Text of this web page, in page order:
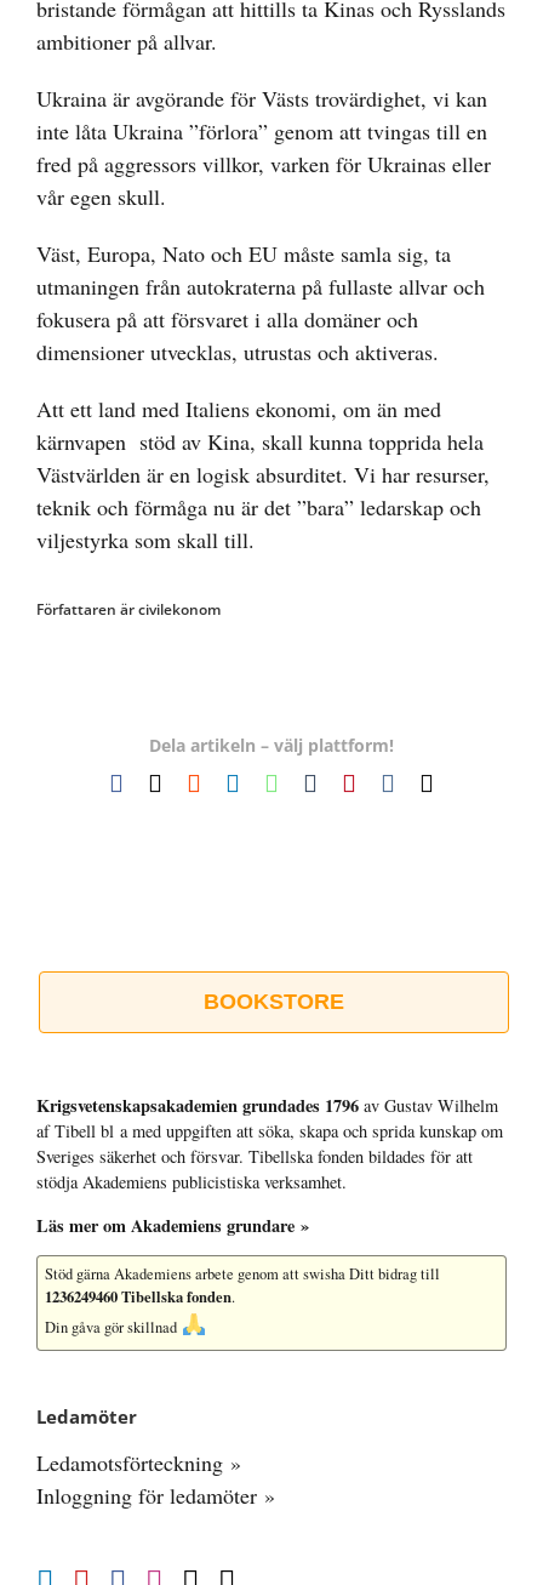
bristande förmågan att hittills ta Kinas och Rysslands
ambitioner på allvar.
Ukraina är avgörande för Västs trovärdighet, vi kan
inte låta Ukraina ”förlora” genom att tvingas till en
fred på aggressors villkor, varken för Ukrainas eller
vår egen skull.
Väst, Europa, Nato och EU måste samla sig, ta
utmaningen från autokraterna på fullaste allvar och
fokusera på att försvaret i alla domäner och
dimensioner utvecklas, utrustas och aktiveras.
Att ett land med Italiens ekonomi, om än med
kärnvapen stöd av Kina, skall kunna topprida hela
Västvärlden är en logisk absurditet. Vi har resurser,
teknik och förmåga nu är det ”bara” ledarskap och
viljestyrka som skall till.
Författaren är civilekonom
Dela artikeln – välj plattform!
Facebook RedditLinkedInWhatsApp
TumblrPinterest
Vk
BOOKSTORE
Krigsvetenskap­sakademien grundades 1796 av Gustav Wilhelm
af Tibell bl a med uppgiften att söka, skapa och sprida kunskap om
Sveriges säkerhet och försvar. Tibellska fonden bildades för att
stödja Akademiens publicistiska verksamhet.
Läs mer om Akademiens grundare »
Stöd gärna Akademiens arbete genom att swisha Ditt bidrag till
1236249460 Tibellska fonden.
Din gåva gör skillnad
Ledamöter
Ledamotsförteckning »
Inloggning för ledamöter »